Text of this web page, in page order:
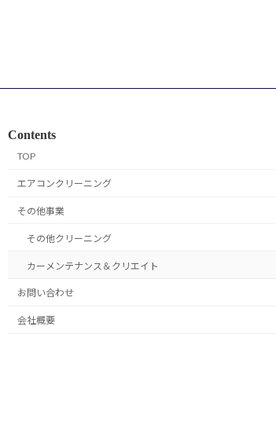
Contents
TOP
エアコンクリーニング
その他事業
その他クリーニング
カーメンテナンス＆クリエイト
お問い合わせ
会社概要